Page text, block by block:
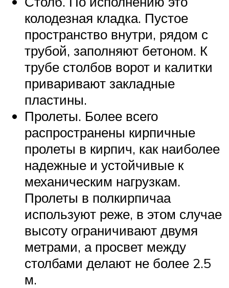
колодезная кладка. Пустое
пространство внутри, рядом с
трубой, заполняют бетоном. К
трубе столбов ворот и калитки
приваривают закладные
пластины.
Пролеты. Более всего
распространены кирпичные
пролеты в кирпич, как наиболее
надежные и устойчивые к
механическим нагрузкам.
Пролеты в полкирпичаа
используют реже, в этом случае
высоту ограничивают двумя
метрами, а просвет между
столбами делают не более 2.5
м.